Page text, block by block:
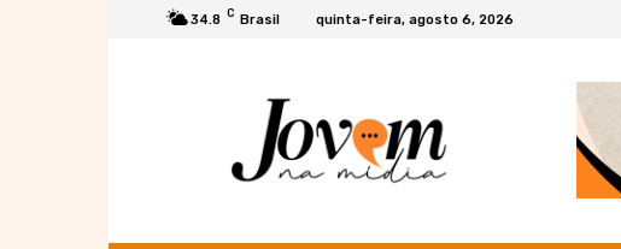
34.8 C Brasil quinta-feira, agosto 6, 2026